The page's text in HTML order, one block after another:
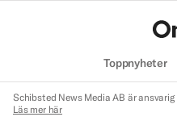
Toppnyheter
Schibsted News Media AB är
Läs mer här